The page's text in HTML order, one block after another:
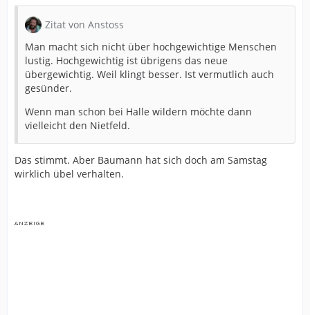
Zitat von Anstoss
Man macht sich nicht über hochgewichtige Menschen
lustig. Hochgewichtig ist übrigens das neue
übergewichtig. Weil klingt besser. Ist vermutlich auch
gesünder.
Wenn man schon bei Halle wildern möchte dann
vielleicht den Nietfeld.
Das stimmt. Aber Baumann hat sich doch am Samstag
wirklich übel verhalten.